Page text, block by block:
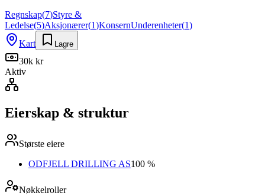
Regnskap(7)Styre &
Ledelse(5)Aksjonærer(1)KonsernUnderenheter(1)
Kart
Lagre
30k kr
Aktiv
Eierskap & struktur
Største eiere
ODFJELL DRILLING AS100 %
Nøkkelroller